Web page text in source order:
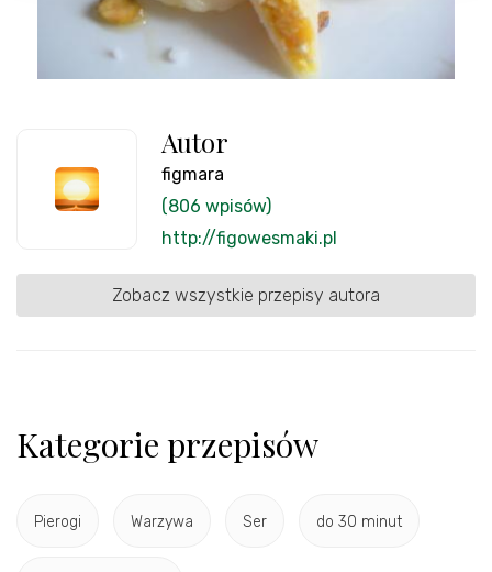
Autor
figmara
(806 wpisów)
http://figowesmaki.pl
Zobacz wszystkie przepisy autora
Kategorie przepisów
Pierogi Warzywa Ser do 30 minut